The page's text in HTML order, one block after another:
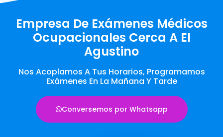
Empresa De Exámenes Médicos
Ocupacionales Cerca A El
Agustino
Nos Acoplamos A Tus Horarios, Programamos
Exámenes En La Mañana Y Tarde
Conversemos por Whatsapp